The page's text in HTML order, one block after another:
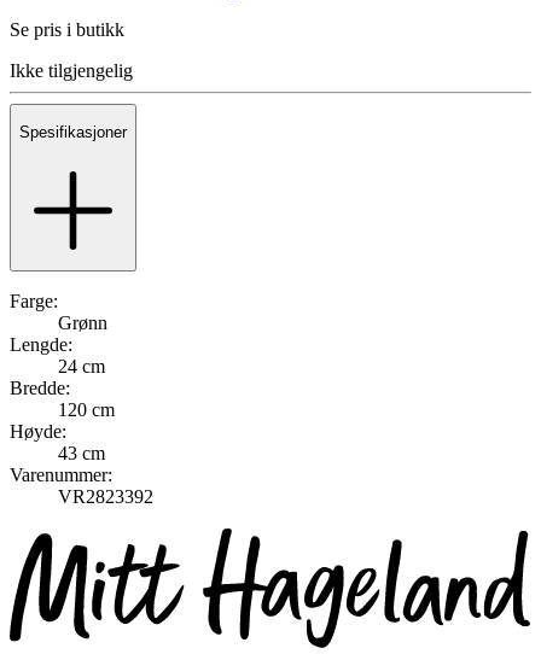
Se pris i butikk
Ikke tilgjengelig
Spesifikasjoner
Farge:
Grønn
Lengde:
24 cm
Bredde:
120 cm
Høyde:
43 cm
Varenummer:
VR2823392